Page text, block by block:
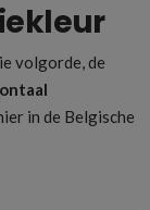
volgorde, de
in de Belgische